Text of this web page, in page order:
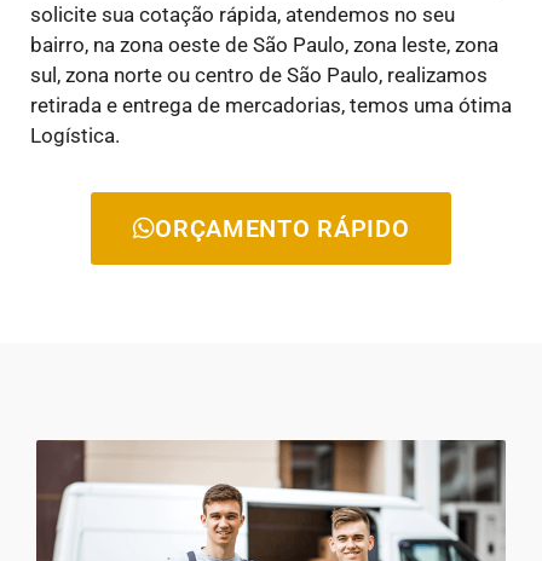
solicite sua cotação rápida, atendemos no seu
bairro, na zona oeste de São Paulo, zona leste, zona
sul, zona norte ou centro de São Paulo, realizamos
retirada e entrega de mercadorias, temos uma ótima
Logística.
ORÇAMENTO RÁPIDO